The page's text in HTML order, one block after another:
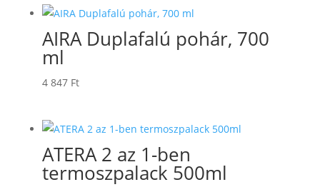
AIRA Duplafalú pohár, 700
ml
4 847 Ft
ATERA 2 az 1-ben
termoszpalack 500ml